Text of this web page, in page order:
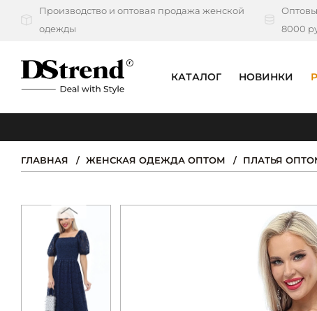
Производство и оптовая продажа женской
одежды
8000
КАТАЛОГ НОВИНКИ
КАТАЛОГ
НОВИНКИ
PREMIUM
РАСПРОДАЖА
АКЦИИ
ГЛАВНАЯ ЖЕНСКАЯ ОДЕЖДА ОПТОМ ПЛАТЬЯ